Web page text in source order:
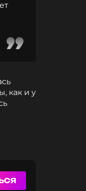
как и у